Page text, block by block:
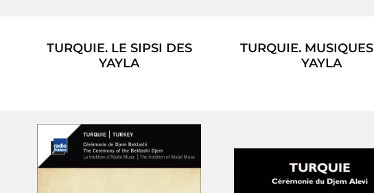
TURQUIE. LE SIPSI DES
YAYLA
TURQUIE.
YAYLA